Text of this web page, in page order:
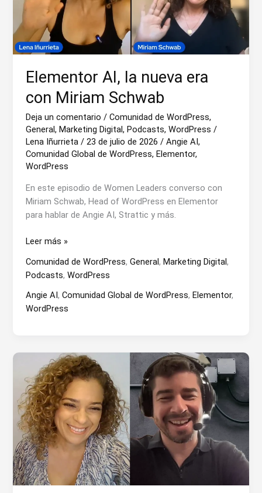
Elementor AI, la nueva era
con Miriam Schwab
Deja un comentario /Comunidad de WordPress,
General, Marketing Digital, Podcasts,WordPress /
Lena Iñurrieta/23 de julio de 2026/Angie AI,
Comunidad Global de WordPress, Elementor,
WordPress
En este episodio de Women Leaders converso con
Miriam Schwab, Head of WordPress en Elementor
para hablar de Angie AI, Strattic y más.
Elementor
la
nueva
era
con
Leer más »
Comunidad de WordPress,General,Marketing Digital,
Podcasts,WordPress
Angie AI,Comunidad Global de WordPress,Elementor,
WordPress